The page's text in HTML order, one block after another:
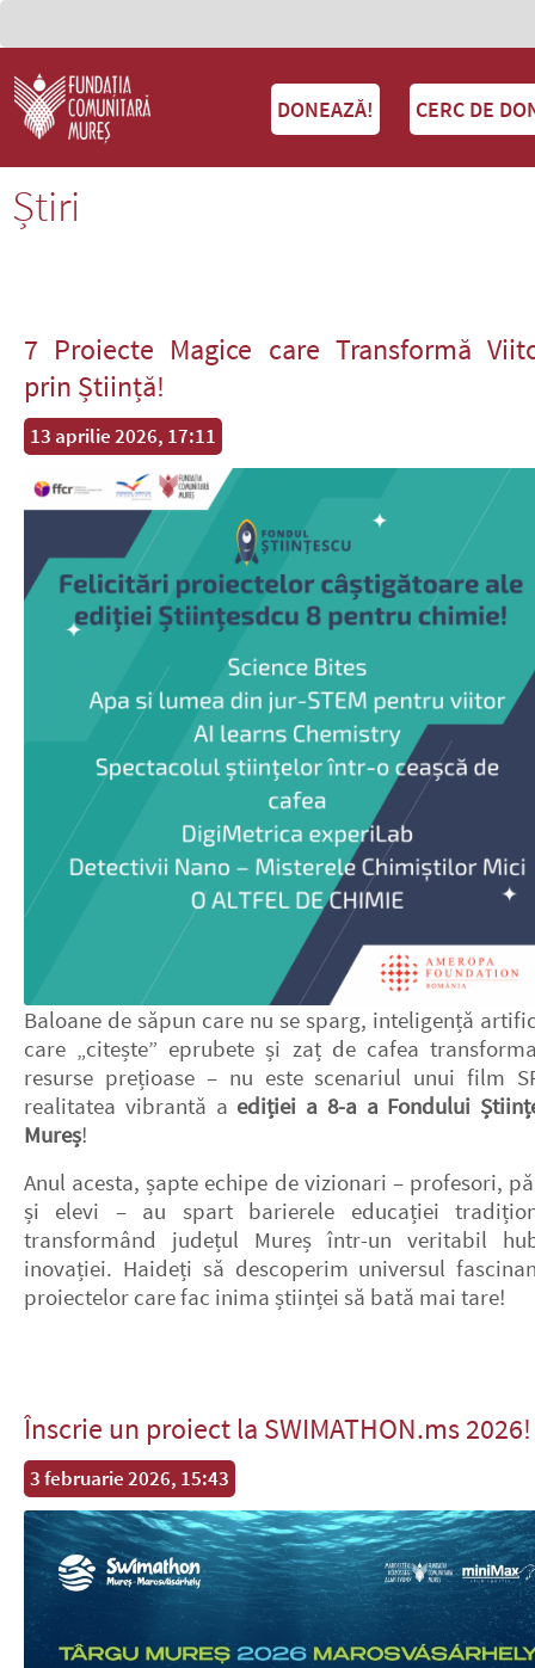
DONEAZĂ! CERC DE
Știri
7 Proiecte Magice care Transformă
prin Știință!
13 aprilie 2026, 17:11
Baloane de săpun care nu se sparg, inteligență
care „citește” eprubete și zaț de cafea
resurse prețioase – nu este scenariul unui film
realitatea vibrantă a ediției a 8-a a Fondului
Mureș!
Anul acesta, șapte echipe de vizionari – profesori,
și elevi – au spart barierele educației
transformând județul Mureș într-un veritabil
inovației. Haideți să descoperim universul
proiectelor care fac inima științei să bată mai tare!
Înscrie un proiect la SWIMATHON.ms 2026!
3 februarie 2026, 15:43